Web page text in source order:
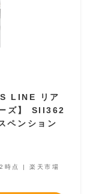
LINE リア
ズ】 SII362
ペンション
点 | 楽天市場